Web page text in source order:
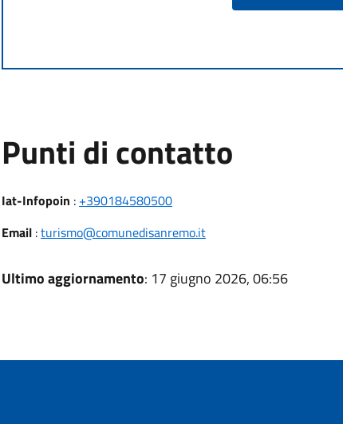
Punti di contatto
Iat-Infopoin : +390184580500
Email:turismo@comunedisanremo.it
Ultimo aggiornamento: 17 giugno 2026, 06:56